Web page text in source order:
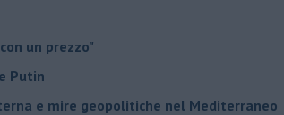
un prezzo"
Putin
e mire geopolitiche nel Mediterraneo